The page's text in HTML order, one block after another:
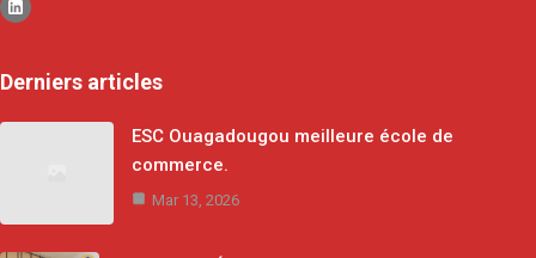
Derniers articles
ESC Ouagadougou meilleure école de
commerce.
Mar 13, 2026